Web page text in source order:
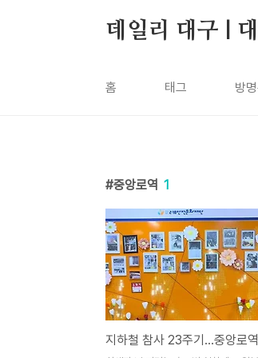
데일리 대구 |
홈 태그 방
중앙로역 1